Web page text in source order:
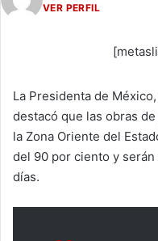
VER PERFIL
La Presidenta de
destacó que las obras
la Zona Oriente del
del 90 por ciento y
días.